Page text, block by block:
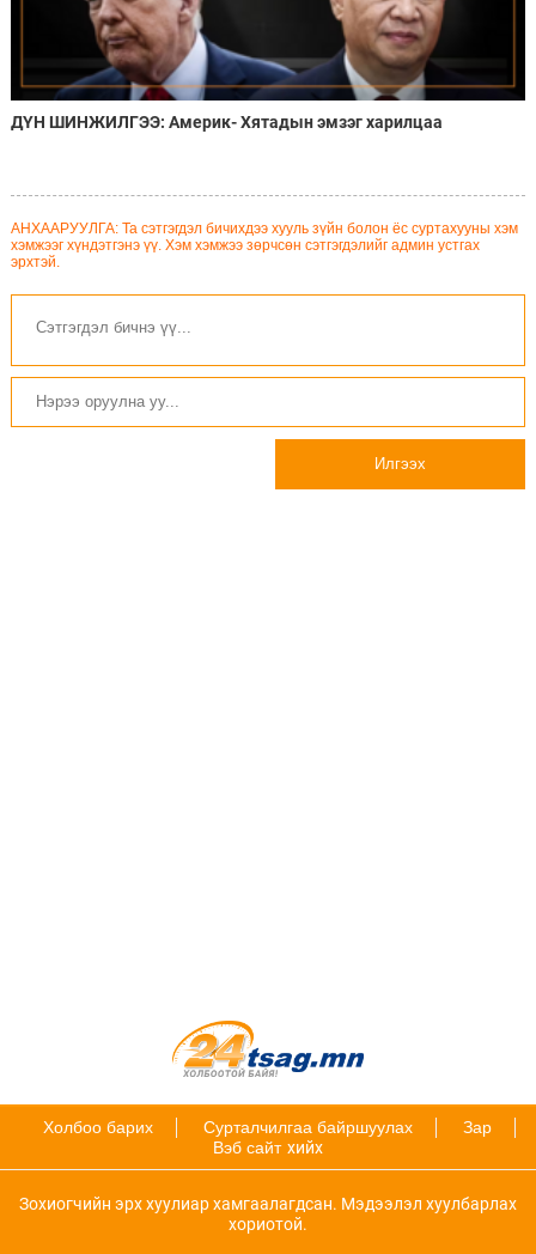
ДҮН ШИНЖИЛГЭЭ: Америк- Хятадын эмзэг харилцаа
АНХААРУУЛГА: Та сэтгэгдэл бичихдээ хууль зүйн болон ёс суртахууны хэм
хэмжээг хүндэтгэнэ үү. Хэм хэмжээ зөрчсөн сэтгэгдэлийг админ устгах
эрхтэй.
Илгээх
Холбоо барих Сурталчилгаа байршуулах
Зар
Вэб сайт хийх
Зохиогчийн эрх хуулиар хамгаалагдсан. Мэдээлэл хуулбарлах
хориотой.